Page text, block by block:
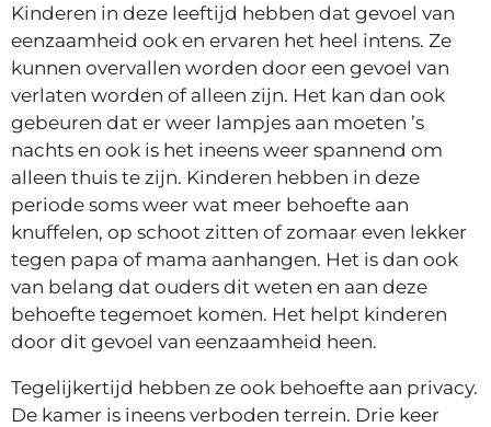
Kinderen in deze leeftijd hebben dat gevoel van
eenzaamheid ook en ervaren het heel intens. Ze
kunnen overvallen worden door een gevoel van
verlaten worden of alleen zijn. Het kan dan ook
gebeuren dat er weer lampjes aan moeten ’s
nachts en ook is het ineens weer spannend om
alleen thuis te zijn. Kinderen hebben in deze
periode soms weer wat meer behoefte aan
knuffelen, op schoot zitten of zomaar even lekker
tegen papa of mama aanhangen. Het is dan ook
van belang dat ouders dit weten en aan deze
behoefte tegemoet komen. Het helpt kinderen
door dit gevoel van eenzaamheid heen.
Tegelijkertijd hebben ze ook behoefte aan privacy.
De kamer is ineens verboden terrein. Drie keer